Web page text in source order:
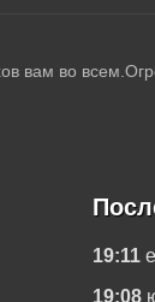
вам во
19:11
19:08